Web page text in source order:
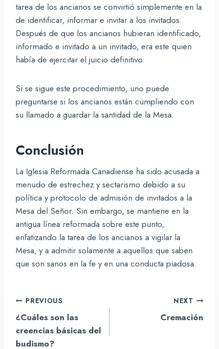
tarea de los ancianos se convirtió simplemente en la
de identificar, informar e invitar a los invitados.
Después de que los ancianos hubieran identificado,
informado e invitado a un invitado, era este quien
había de ejercitar el juicio definitivo.
Si se sigue este procedimiento, uno puede
preguntarse si los ancianos están cumpliendo con
su llamado a guardar la santidad de la Mesa.
Conclusión
La Iglesia Reformada Canadiense ha sido acusada a
menudo de estrechez y sectarismo debido a su
política y protocolo de admisión de invitados a la
Mesa del Señor. Sin embargo, se mantiene en la
antigua línea reformada sobre este punto,
enfatizando la tarea de los ancianos a vigilar la
Mesa, y a admitir solamente a aquellos que saben
que son sanos en la fe y en una conducta piadosa.
Navegación
de
entradas
PREVIOUS
¿Cuáles son las
creencias básicas del
budismo?
NEXT
Cremación